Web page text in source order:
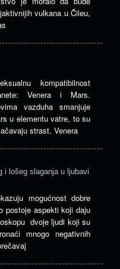
vulkana u Čileu,
kompatibilnost
Venera i Mars.
vazduha smanjuje
u elementu vatre, to su
strast. Venera
i lošeg slaganja u ljubavi
mogućnost dobre
postoje aspekti koji daju
dvoje ljudi koji su
mnogo negativnih